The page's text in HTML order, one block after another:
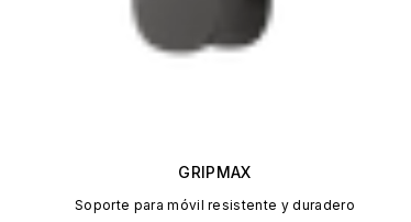
GRIPMAX
Soporte para móvil resistente y duradero